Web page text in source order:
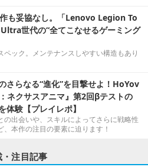
も妥協なし。「Lenovo Legion To
世代の“全てこなせるゲーミング
ペック。メンテナンスしやすい構造もあり
さらなる“進化”を目撃せよ！HoYov
ネクサスアニマ』第2回βテストの
体験【プレイレポ】
の出会いや、スキルによってさらに戦略性
、本作の注目の要素に迫ります！
・注目記事